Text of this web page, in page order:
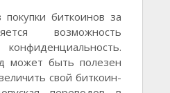
биткоинов за
возможность
может быть полезен
свой биткоин-